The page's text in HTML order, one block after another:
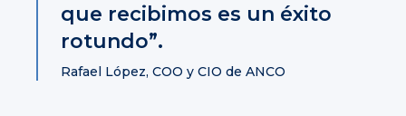
que recibimos es un éxito
rotundo”.
Rafael López, COO y CIO de ANCO